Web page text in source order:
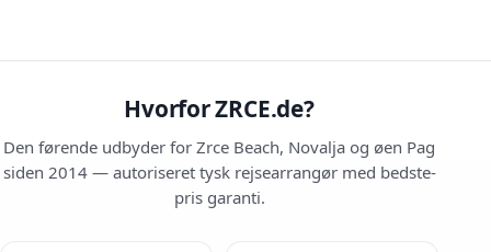
Hvorfor ZRCE.de?
Den førende udbyder for Zrce Beach, Novalja og øen Pag
siden 2014 — autoriseret tysk rejsearrangør med bedste-
pris garanti.